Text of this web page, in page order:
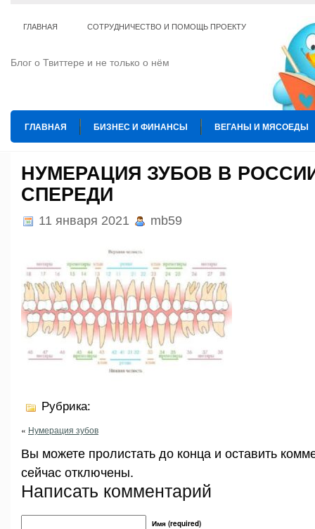
ГЛАВНАЯ СОТРУДНИЧЕСТВО И ПОМОЩЬ ПРОЕКТУ
Блог о Твиттере и не только о нём
ГЛАВНАЯ БИЗНЕС И ФИНАНСЫ ВЕГАНЫ И МЯСОЕДЫ
ТЕ КОГО ПРИРУЧИЛИ
НУМЕРАЦИЯ ЗУБОВ В
СПЕРЕДИ
11 января 2021 mb59
Рубрика:
« Нумерация зубов
Вы можете пролистать до конца и оставить
сейчас отключены.
Написать комментарий
Имя (required)